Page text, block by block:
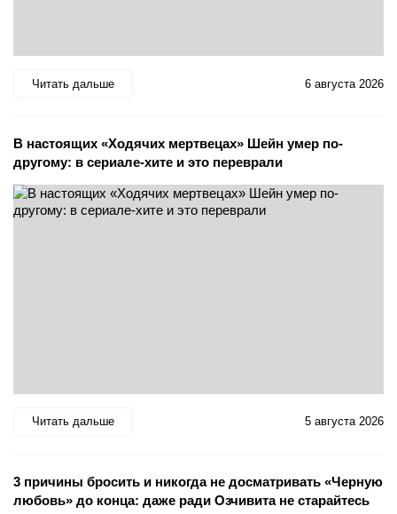
Читать дальше 6 августа 2026
В настоящих «Ходячих мертвецах» Шейн умер по-
другому: в сериале-хите и это переврали
Читать дальше 5 августа 2026
3 причины бросить и никогда не досматривать «Черную
любовь» до конца: даже ради Озчивита не старайтесь